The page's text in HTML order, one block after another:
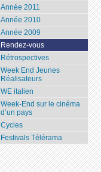
Année 2011
Année 2010
Année 2009
Rendez-vous
Rétrospectives
Week End Jeunes
Réalisateurs
WE italien
Week-End sur le cinéma
d’un pays
Cycles
Festivals Télérama